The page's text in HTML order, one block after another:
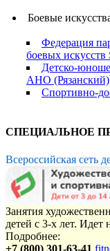
Боевые
Федерация
боевых искусств
Детско-
АНО (Рязанский)
Спортивно-
СПЕЦИАЛЬНОЕ
Всероссийская сеть
Занятия
детей с 3-х лет.
Подробнее: